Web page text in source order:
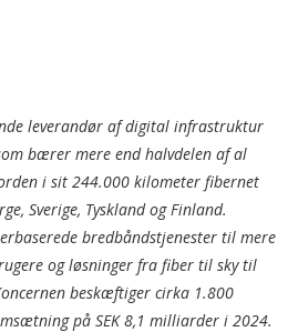
leverandør af digital infrastruktur
bærer mere end halvdelen af al
i sit 244.000 kilometer fibernet
Sverige, Tyskland og Finland.
bredbåndstjenester til mere
og løsninger fra fiber til sky til
beskæftiger cirka 1.800
på SEK 8,1 milliarder i 2024.